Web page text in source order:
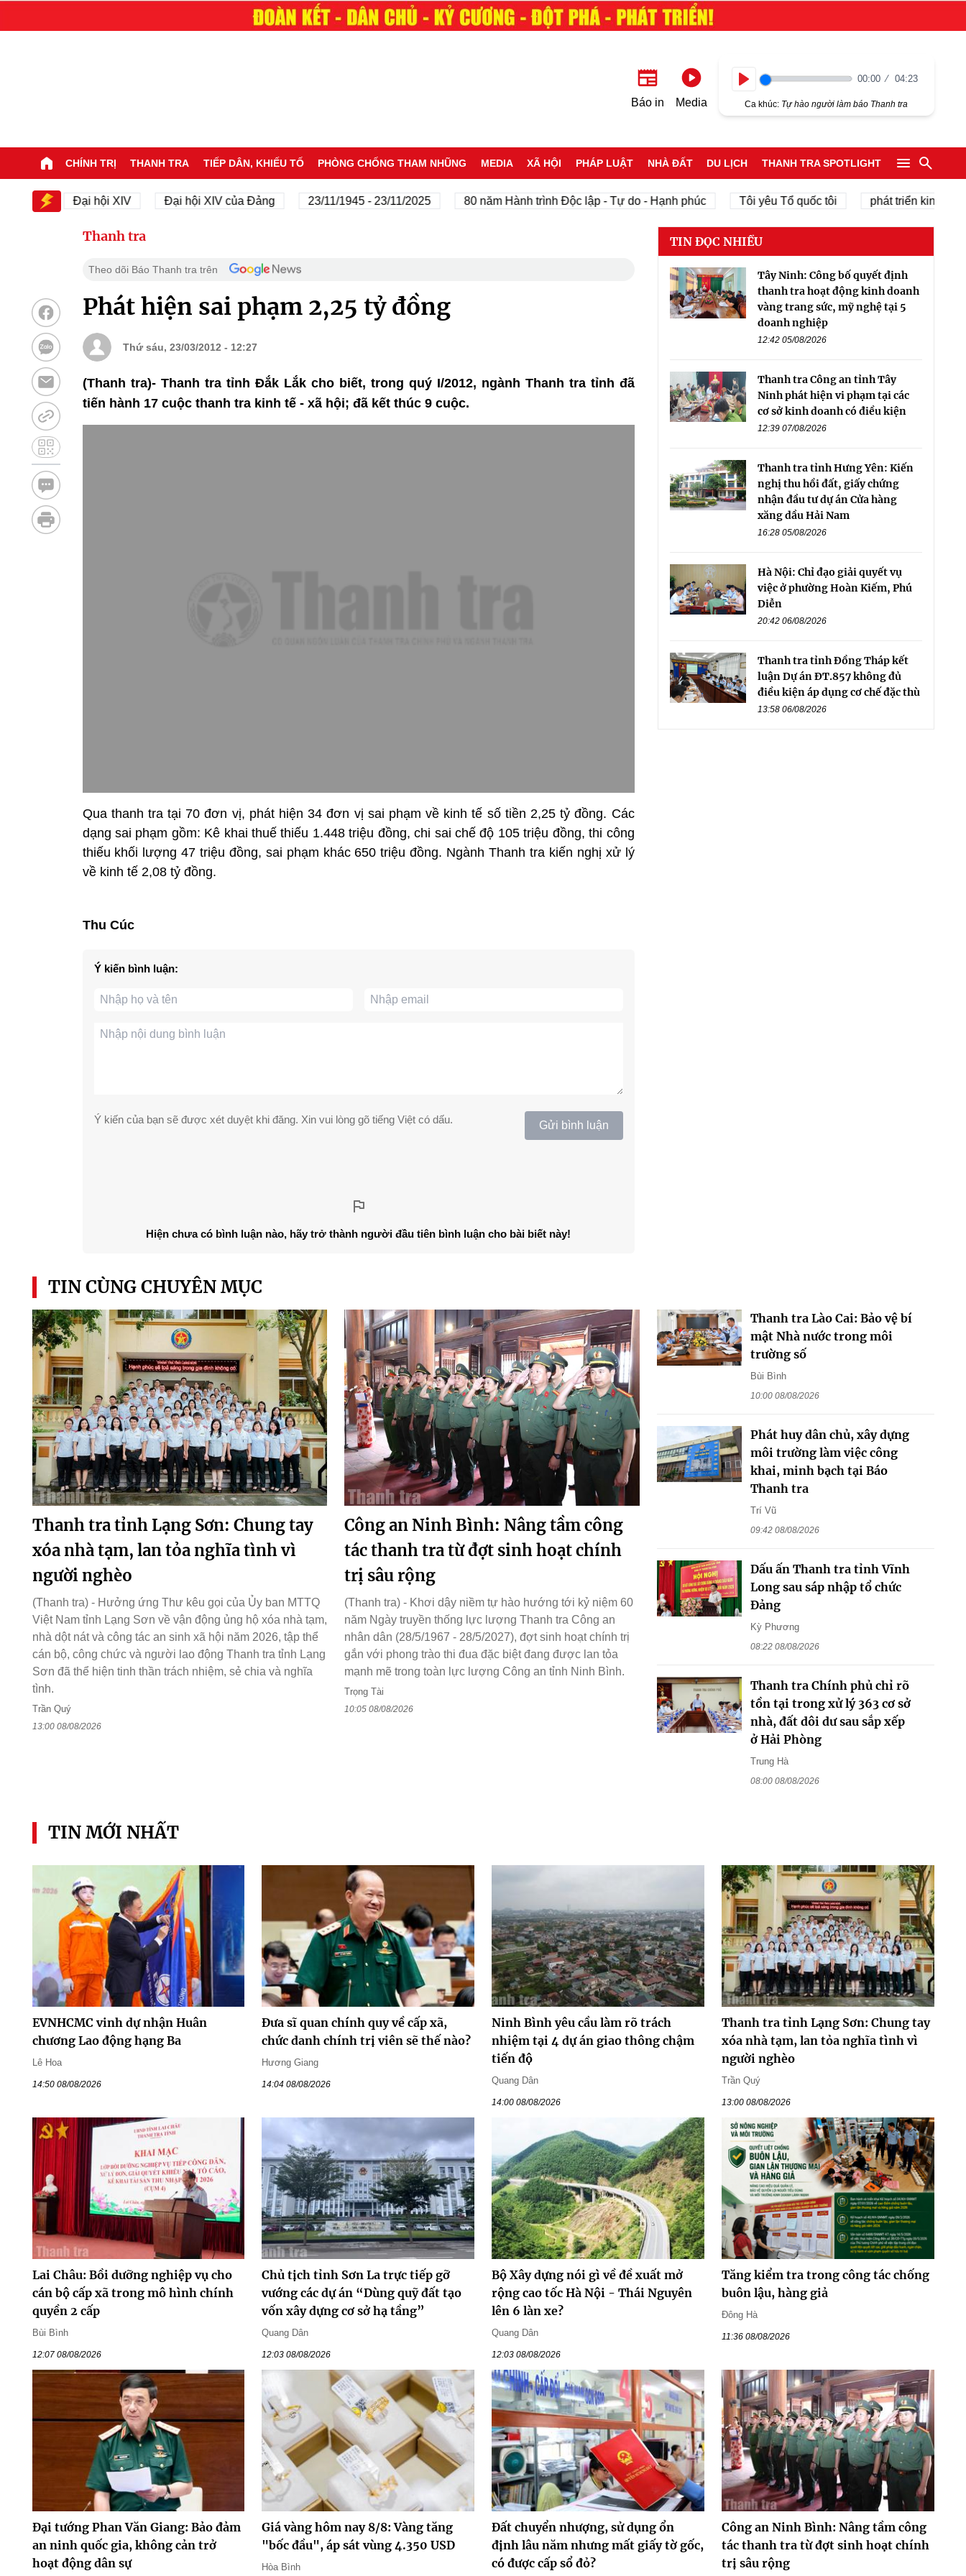
Báo in Media
00:00 04:23
Ca khúc: Tự hào người làm báo Thanh tra
CHÍNH TRỊ THANH TRA TIẾP DÂN, KHIẾU TỐ PHÒNG CHỐNG THAM NHŨNG MEDIA XÃ HỘI PHÁP LUẬT NHÀ ĐẤT DU LỊCH THANH TRA SPOTLIGHT
Đại hội XIV Đại hội XIV của Đảng 23/11/1945 - 23/11/2025 80 năm Hành trình Độc lập - Tự do - Hạnh phúc Tôi yêu Tổ quốc tôi phát triển kinh tế tư nhân
Thanh tra
Theo dõi Báo Thanh tra trên
Phát hiện sai phạm 2,25 tỷ đồng
Thứ sáu, 23/03/2012 - 12:27
(Thanh tra)- Thanh tra tỉnh Đắk Lắk cho biết, trong quý I/2012, ngành Thanh tra tỉnh đã
tiến hành 17 cuộc thanh tra kinh tế - xã hội; đã kết thúc 9 cuộc.
Qua thanh tra tại 70 đơn vị, phát hiện 34 đơn vị sai phạm về kinh tế số tiền 2,25 tỷ đồng. Các
dạng sai phạm gồm: Kê khai thuế thiếu 1.448 triệu đồng, chi sai chế độ 105 triệu đồng, thi công
thiếu khối lượng 47 triệu đồng, sai phạm khác 650 triệu đồng. Ngành Thanh tra kiến nghị xử lý
về kinh tế 2,08 tỷ đồng.
Thu Cúc
Ý kiến bình luận:
Ý kiến của bạn sẽ được xét duyệt khi đăng. Xin vui lòng gõ tiếng Việt có dấu. Gửi bình luận
Hiện chưa có bình luận nào, hãy trở thành người đầu tiên bình luận cho bài biết này!
TIN ĐỌC NHIỀU
Tây Ninh: Công bố quyết định
thanh tra hoạt động kinh doanh
vàng trang sức, mỹ nghệ tại 5
doanh nghiệp
12:42 05/08/2026
Thanh tra Công an tỉnh Tây
Ninh phát hiện vi phạm tại các
cơ sở kinh doanh có điều kiện
12:39 07/08/2026
Thanh tra tỉnh Hưng Yên: Kiến
nghị thu hồi đất, giấy chứng
nhận đầu tư dự án Cửa hàng
xăng dầu Hải Nam
16:28 05/08/2026
Hà Nội: Chỉ đạo giải quyết vụ
việc ở phường Hoàn Kiếm, Phú
Diễn
20:42 06/08/2026
Thanh tra tỉnh Đồng Tháp kết
luận Dự án ĐT.857 không đủ
điều kiện áp dụng cơ chế đặc thù
13:58 06/08/2026
TIN CÙNG CHUYÊN MỤC
Thanh tra tỉnh Lạng Sơn: Chung tay
xóa nhà tạm, lan tỏa nghĩa tình vì
người nghèo
(Thanh tra) - Hưởng ứng Thư kêu gọi của Ủy ban MTTQ
Việt Nam tỉnh Lạng Sơn về vận động ủng hộ xóa nhà tạm,
nhà dột nát và công tác an sinh xã hội năm 2026, tập thể
cán bộ, công chức và người lao động Thanh tra tỉnh Lạng
Sơn đã thể hiện tinh thần trách nhiệm, sẻ chia và nghĩa
tình.
Trần Quý
13:00 08/08/2026
Công an Ninh Bình: Nâng tầm công
tác thanh tra từ đợt sinh hoạt chính
trị sâu rộng
(Thanh tra) - Khơi dậy niềm tự hào hướng tới kỷ niệm 60
năm Ngày truyền thống lực lượng Thanh tra Công an
nhân dân (28/5/1967 - 28/5/2027), đợt sinh hoạt chính trị
gắn với phong trào thi đua đặc biệt đang được lan tỏa
mạnh mẽ trong toàn lực lượng Công an tỉnh Ninh Bình.
Trọng Tài
10:05 08/08/2026
Thanh tra Lào Cai: Bảo vệ bí
mật Nhà nước trong môi
trường số
Bùi Bình
10:00 08/08/2026
Phát huy dân chủ, xây dựng
môi trường làm việc công
khai, minh bạch tại Báo
Thanh tra
Trí Vũ
09:42 08/08/2026
Dấu ấn Thanh tra tỉnh Vĩnh
Long sau sáp nhập tổ chức
Đảng
Kỳ Phương
08:22 08/08/2026
Thanh tra Chính phủ chỉ rõ
tồn tại trong xử lý 363 cơ sở
nhà, đất dôi dư sau sắp xếp
ở Hải Phòng
Trung Hà
08:00 08/08/2026
TIN MỚI NHẤT
EVNHCMC vinh dự nhận Huân
chương Lao động hạng Ba
Lê Hoa
14:50 08/08/2026
Đưa sĩ quan chính quy về cấp xã,
chức danh chính trị viên sẽ thế nào?
Hương Giang
14:04 08/08/2026
Ninh Bình yêu cầu làm rõ trách
nhiệm tại 4 dự án giao thông chậm
tiến độ
Quang Dân
14:00 08/08/2026
Thanh tra tỉnh Lạng Sơn: Chung tay
xóa nhà tạm, lan tỏa nghĩa tình vì
người nghèo
Trần Quý
13:00 08/08/2026
Lai Châu: Bồi dưỡng nghiệp vụ cho
cán bộ cấp xã trong mô hình chính
quyền 2 cấp
Bùi Bình
12:07 08/08/2026
Chủ tịch tỉnh Sơn La trực tiếp gỡ
vướng các dự án “Dùng quỹ đất tạo
vốn xây dựng cơ sở hạ tầng”
Quang Dân
12:03 08/08/2026
Bộ Xây dựng nói gì về đề xuất mở
rộng cao tốc Hà Nội - Thái Nguyên
lên 6 làn xe?
Quang Dân
12:03 08/08/2026
Tăng kiểm tra trong công tác chống
buôn lậu, hàng giả
Đông Hà
11:36 08/08/2026
Đại tướng Phan Văn Giang: Bảo đảm
an ninh quốc gia, không cản trở
hoạt động dân sự
Giá vàng hôm nay 8/8: Vàng tăng
"bốc đầu", áp sát vùng 4.350 USD
Hòa Bình
Đất chuyển nhượng, sử dụng ổn
định lâu năm nhưng mất giấy tờ gốc,
có được cấp sổ đỏ?
Công an Ninh Bình: Nâng tầm công
tác thanh tra từ đợt sinh hoạt chính
trị sâu rộng